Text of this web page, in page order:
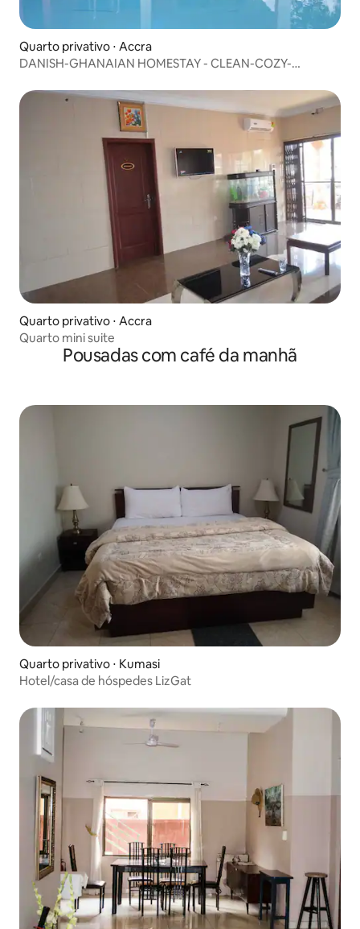
Quarto privativo ⋅ Accra
DANISH-GHANAIAN HOMESTAY - CLEAN-COZY-
Quarto privativo ⋅ Accra
Quarto mini suite
Pousadas com café da manhã
Quarto privativo ⋅ Kumasi
Hotel/casa de hóspedes LizGat